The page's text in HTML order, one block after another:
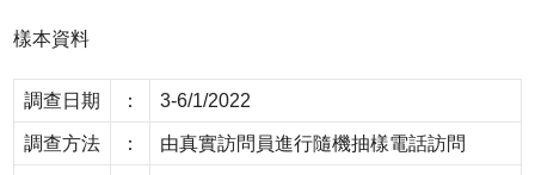
樣本資料
調查日期 ： 3-6/1/2022
調查方法 ： 由真實訪問員進行隨機抽樣電話訪問